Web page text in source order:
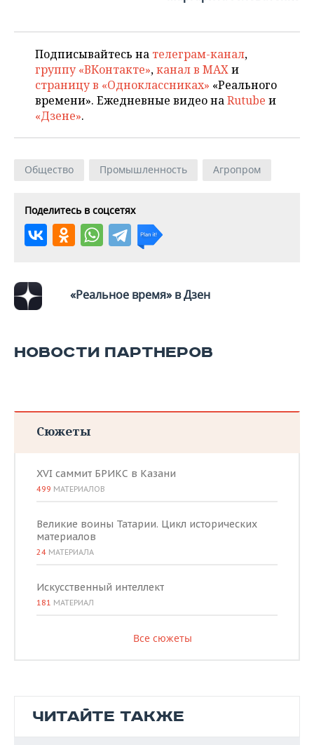
ФИГУРНОЕ КАТАНИЕ
ВОДНЫЕ ВИДЫ СПОРТА
ХОККЕЙ С МЯЧОМ
МЕДИЦИНА
ОБРАЗОВАНИЕ
ПРОИСШЕСТВИЯ
Подписывайтесь на телеграм-канал,
группу «ВКонтакте»,канал в MAXи
страницу в «Одноклассниках» «Реального
времени». Ежедневные видео наRutube и
«Дзене».
Общество Промышленность Агропром
Поделитесь в соцсетях
«Реальное время» в Дзен
НОВОСТИ ПАРТНЕРОВ
Сюжеты
XVI саммит БРИКС в Казани
499 МАТЕРИАЛОВ
Великие воины Татарии. Цикл исторических
материалов
24 МАТЕРИАЛА
Искусственный интеллект
181 МАТЕРИАЛ
Все сюжеты
ЧИТАЙТЕ ТАКЖЕ